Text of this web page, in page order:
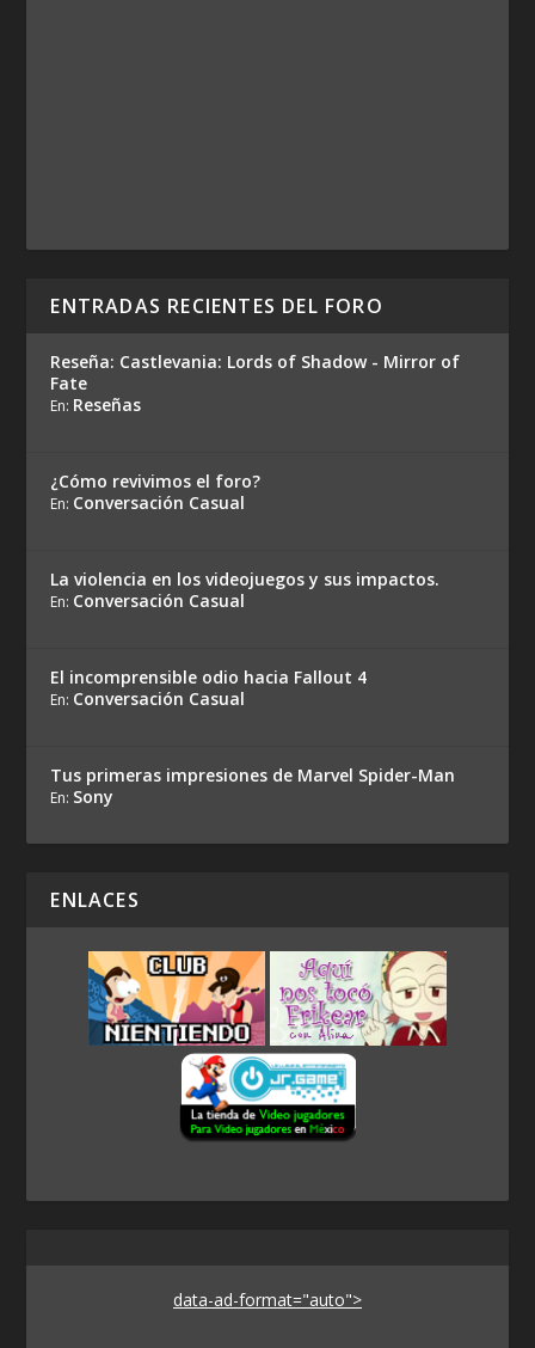
ENTRADAS RECIENTES DEL FORO
Reseña: Castlevania: Lords of Shadow - Mirror of
Fate
En: Reseñas
¿Cómo revivimos el foro?
En: Conversación Casual
La violencia en los videojuegos y sus impactos.
En: Conversación Casual
El incomprensible odio hacia Fallout 4
En: Conversación Casual
Tus primeras impresiones de Marvel Spider-Man
En: Sony
ENLACES
data-ad-format="auto">